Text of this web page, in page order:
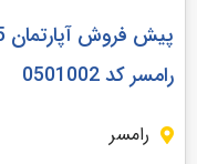
رامسر کد 0501002
رامسر